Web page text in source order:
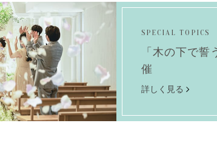
SPECIAL TOPICS
「木の下で
催
詳しく見る